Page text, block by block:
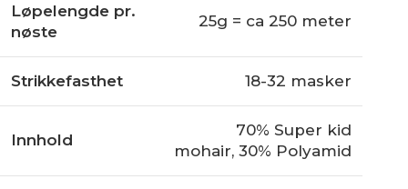
Løpelengde pr.
nøste
25g = ca 250 meter
Strikkefasthet 18-32 masker
Innhold
70% Super kid
mohair, 30% Polyamid